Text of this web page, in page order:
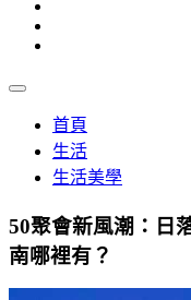
首頁
生活
生活美學
50聚會新風潮：日
南哪裡有？